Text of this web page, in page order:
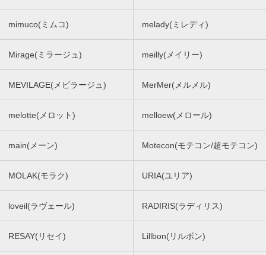
mimuco(ミムコ) melady(ミレディ)
Mirage(ミラージュ) meilly(メイリー)
MEVILAGE(メビラージュ) MerMer(メルメル)
melotte(メロット) melloew(メロール)
main(メーン) Motecon(モテコン/超モテコン)
MOLAK(モラク) URIA(ユリア)
loveil(ラヴェール) RADIRIS(ラディリス)
RESAY(リセイ) Lillbon(リルボン)